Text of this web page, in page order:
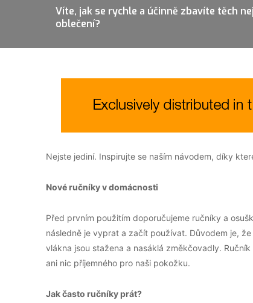
Víte, jak se rychle a účinně zbavíte těch
oblečení?
Nejste jediní. Inspirujte se naším návodem, díky
Nové ručníky v domácnosti
Před prvním použitím doporučujeme ručníky a
následně je vyprat a začít používat. Důvodem je,
vlákna jsou stažena a nasáklá změkčovadly.
ani nic příjemného pro naši pokožku.
Jak často ručníky prát?